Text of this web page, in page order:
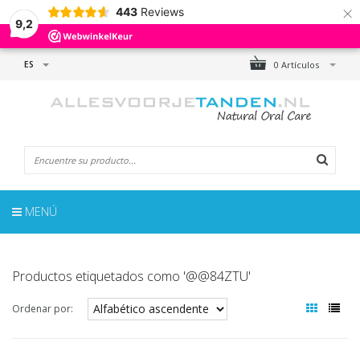
9,2
443 Reviews ×
0 Artículos
ES
MENÚ
Productos etiquetados como '@@84ZTU'
Ordenar por: